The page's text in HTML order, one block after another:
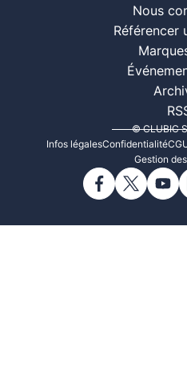
Nous
Référencer
© CLUBIC
Infos légalesConfidentialité
Gestion